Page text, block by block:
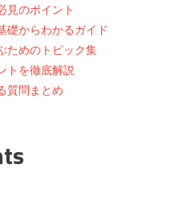
見のポイント
礎からわかるガイド
ためのトピック集
トを徹底解説
質問まとめ